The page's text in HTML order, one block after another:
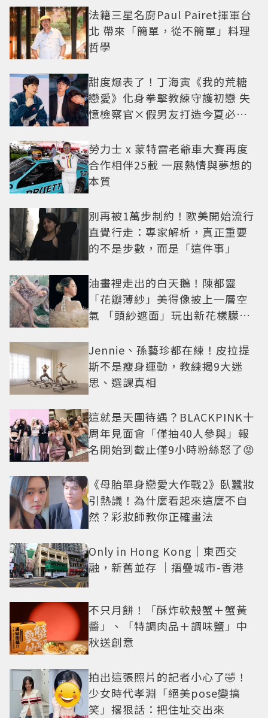
法籍三星名廚Paul Pairet揮軍台
北 帶來「簡單，從不簡單」料理
哲學
甜度爆表了！丁海寅《我的荒糖
戀愛》化身拳擊教練守護初戀 失
憶檢察官×假男友打造今夏必看
勞力士 x 蒙特雷老爺車大賽再度
合作相伴25載 一展熱情與夢想的
本質
別再被1萬步制約！歐美開始流行
直覺行走：專家解析，真正重要
的不是步數，而是「這件事」
油畫裡走出的白天鵝！陳都靈
「花瓣薄紗」美得像披上一層空
氣 「頭紗遮面」玩出新花樣朦朧
Jennie、孫藝珍都在練！皮拉提
斯不是瘦身運動，教練揭9大迷
思、選課真相
這就是天團待遇？BLACKPINK十
周年見面會「僅抽40人參與」報
名開始到截止僅9小時粉絲怒了😡
《母胎單身戀愛大作戰2》臥蠶妝
引熱議！為什麼看起來這麼不自
然？彩妝師教你正確畫法
Only in Hong Kong｜東西交
融，新舊並存 ｜摺疊城市-香港
不只月餅！「酥炸軟殼蟹＋蟹黃
醬」、「特調肉品＋調味鹽」中
秋送創意
拍出這張照片的記者小心了🤣！
少女時代孝淵「絕美pose變搞
笑」撂狠話：把住址交出來